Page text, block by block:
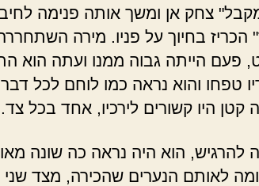
צחק אן ומשך אותה פנימה
הכריז בחיוך על פניו. מירה
פעם הייתה גבוה ממנו ועתה הוא
טפחו והוא נראה כמו לוחם לכל
קטן היו קשורים לירכיו, אחד בכל צד.
להרגיש, הוא היה נראה כה שונה
לאותם הנערים שהכירה, מצד שני